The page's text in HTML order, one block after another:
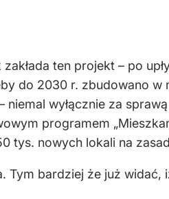
ten projekt – po
do 2030 r. zbudowano
wyłącznie za
programem
tys. nowych lokali na
bardziej że już